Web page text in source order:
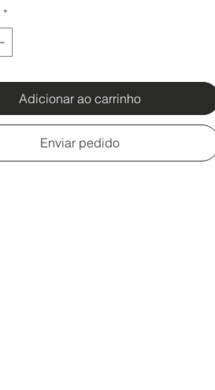
*
Adicionar ao carrinho
Enviar pedido